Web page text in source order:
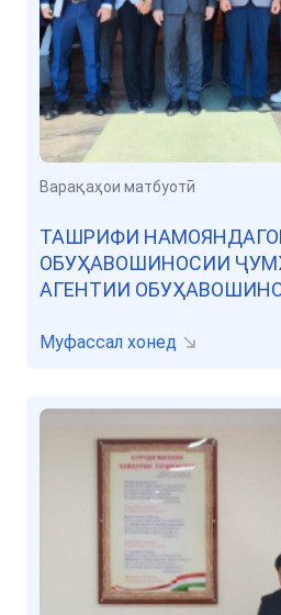
Варақаҳои матбуотӣ
ТАШРИФИ
ОБУҲАВОШИНОСИИ
АГЕНТИИ
Муфассал хонед